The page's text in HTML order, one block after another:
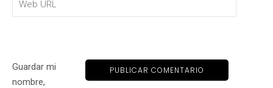
Guardar mi
nombre,